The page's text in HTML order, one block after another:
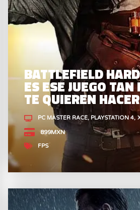
BATTLEFIELD
ES ESE JUEGO
TE QUIEREN
PC MASTER RACE PLAYSTATION 4
899MXN
FPS